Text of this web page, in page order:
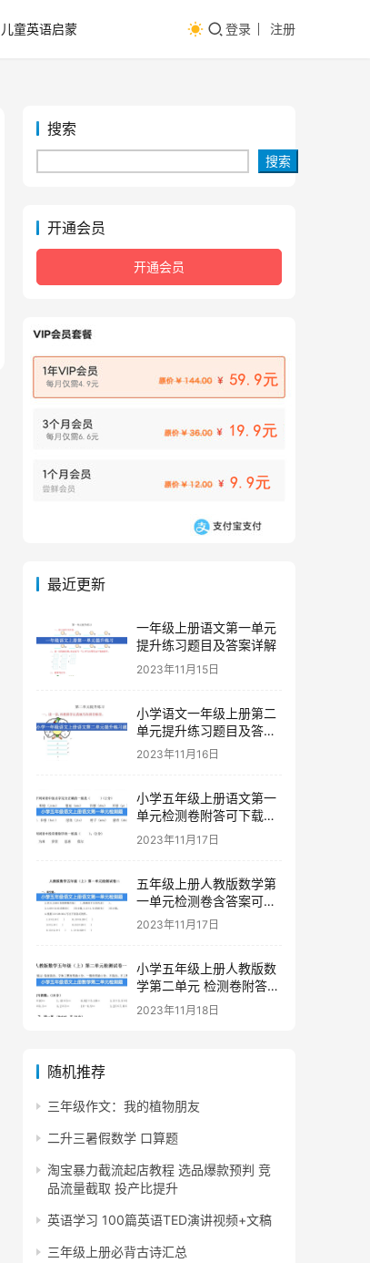
儿童英语启蒙 登录 注册
搜索
搜索
开通会员
开通会员
最近更新
一年级上册语文第一单元
提升练习题目及答案详解
2023年11月15日
小学语文一年级上册第二
单元提升练习题目及答案
下载
2023年11月16日
小学五年级上册语文第一
单元检测卷附答可下载打
印
2023年11月17日
五年级上册人教版数学第
一单元检测卷含答案可下
载打印
2023年11月17日
小学五年级上册人教版数
学第二单元 检测卷附答案
下载
2023年11月18日
随机推荐
三年级作文：我的植物朋友
二升三暑假数学 口算题
淘宝暴力截流起店教程 选品爆款预判 竞
品流量截取 投产比提升
英语学习 100篇英语TED演讲视频+文稿
三年级上册必背古诗汇总